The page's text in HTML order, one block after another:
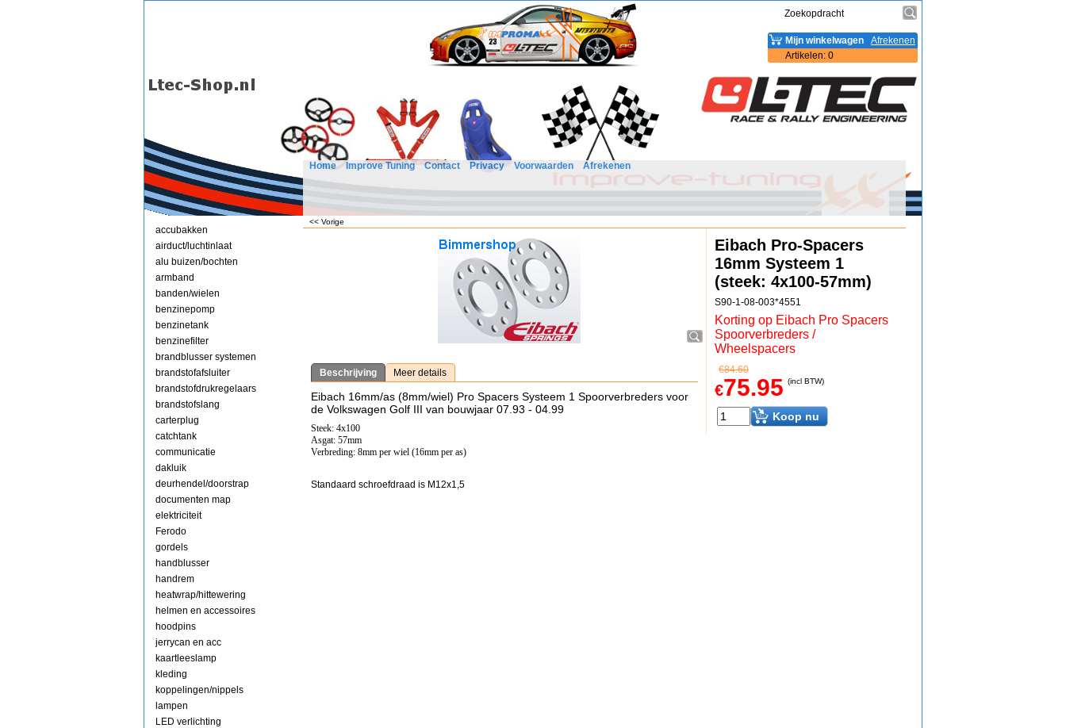
Afrekenen
Mijn winkelwagen
Artikelen: 0
Home Improve Tuning Contact Privacy Voorwaarden Afrekenen
accubakken
airduct/luchtinlaat
alu buizen/bochten
armband
banden/wielen
benzinepomp
benzinetank
benzinefilter
brandblusser systemen
brandstofafsluiter
brandstofdrukregelaars
brandstofslang
carterplug
catchtank
communicatie
dakluik
deurhendel/doorstrap
documenten map
elektriciteit
Ferodo
gordels
handblusser
handrem
heatwrap/hittewering
helmen en accessoires
hoodpins
jerrycan en acc
kaartleeslamp
kleding
koppelingen/nippels
lampen
LED verlichting
<< Vorige
Eibach Pro-Spacers
16mm Systeem 1
(steek: 4x100-57mm)
S90-1-08-003*4551
Korting op Eibach Pro Spacers
Spoorverbreders /
Wheelspacers
€84.60
€75.95 (incl BTW)
Koop nu
Beschrijving Meer details
Eibach 16mm/as (8mm/wiel) Pro Spacers Systeem 1 Spoorverbreders voor
de Volkswagen Golf III van bouwjaar 07.93 - 04.99
Steek: 4x100
Asgat: 57mm
Verbreding: 8mm per wiel (16mm per as)
Standaard schroefdraad is M12x1,5